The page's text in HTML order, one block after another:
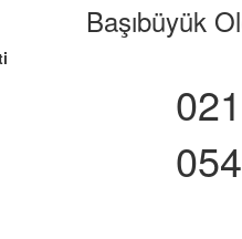
Başıbüyük